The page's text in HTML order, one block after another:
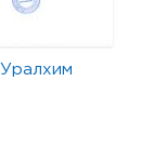
Уралхим